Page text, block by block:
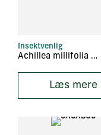
Insektvenlig
Achillea millifolia ‘Lachsschönheit’
Læs mere